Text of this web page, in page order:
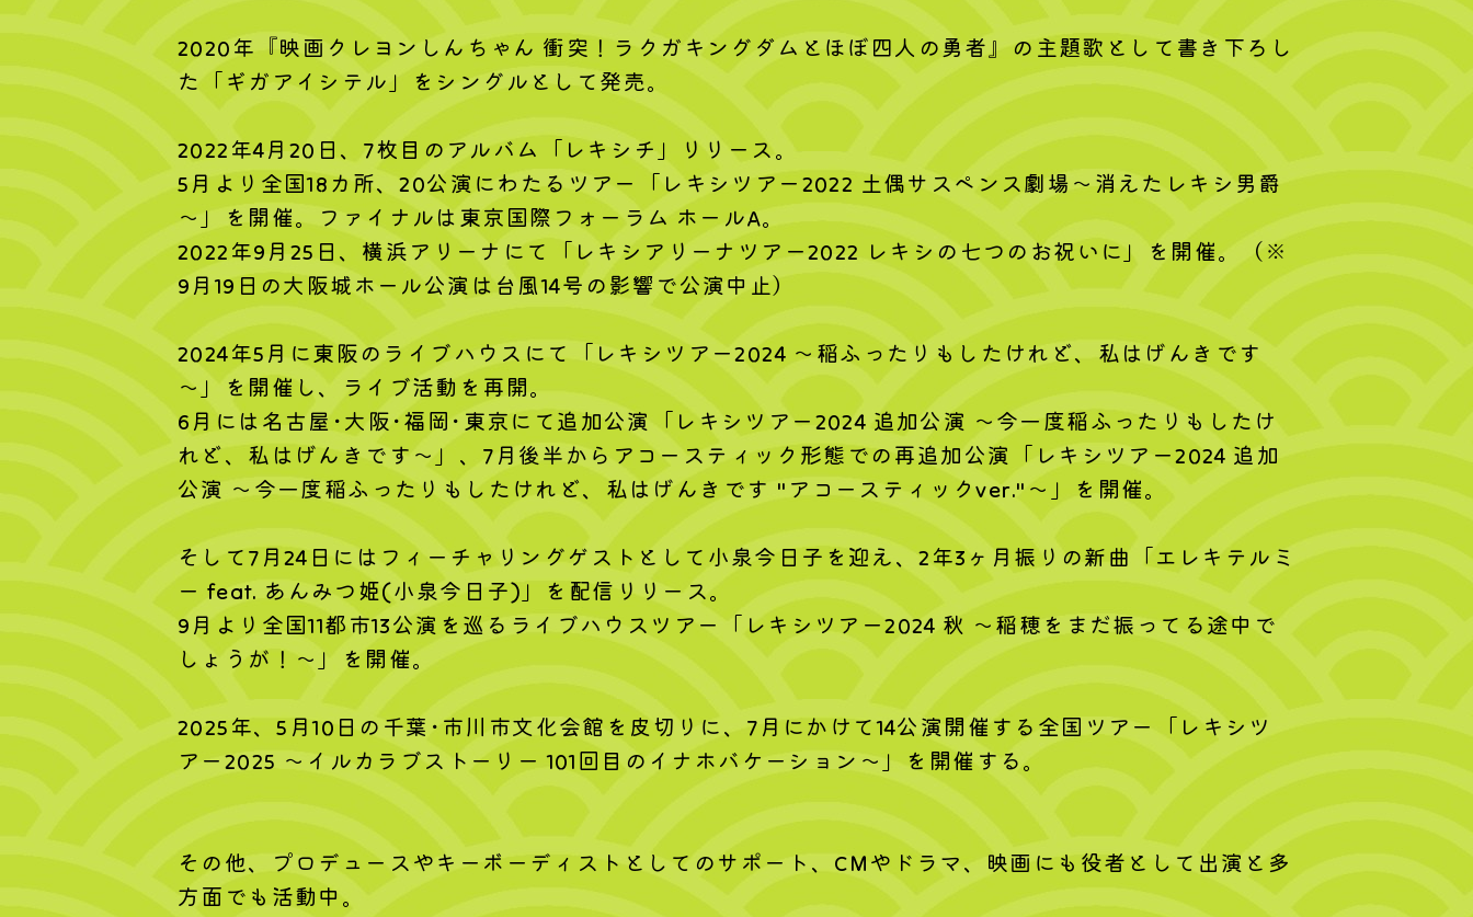
2020年『映画クレヨンしんちゃん 衝突！ラクガキングダムとほぼ四人の勇者』の主題歌として書き下ろし
た「ギガアイシテル」をシングルとして発売。
2022年4月20日、7枚目のアルバム「レキシチ」リリース。
5月より全国18カ所、20公演にわたるツアー「レキシツアー2022 土偶サスペンス劇場～消えたレキシ男爵
～」を開催。ファイナルは東京国際フォーラム ホールA。
2022年9月25日、横浜アリーナにて「レキシアリーナツアー2022 レキシの七つのお祝いに」を開催。（※
9月19日の大阪城ホール公演は台風14号の影響で公演中止）
2024年5月に東阪のライブハウスにて「レキシツアー2024 ～稲ふったりもしたけれど、私はげんきです
～」を開催し、ライブ活動を再開。
6月には名古屋･大阪･福岡･東京にて追加公演「レキシツアー2024 追加公演 ～今一度稲ふったりもしたけ
れど、私はげんきです～」、7月後半からアコースティック形態での再追加公演「レキシツアー2024 追加
公演 ～今一度稲ふったりもしたけれど、私はげんきです "アコースティックver."～」を開催。
そして7月24日にはフィーチャリングゲストとして小泉今日子を迎え、2年3ヶ月振りの新曲「エレキテルミ
ー feat. あんみつ姫(小泉今日子)」を配信リリース。
9月より全国11都市13公演を巡るライブハウスツアー「レキシツアー2024 秋 ～稲穂をまだ振ってる途中で
しょうが！～」を開催。
2025年、5月10日の千葉･市川市文化会館を皮切りに、7月にかけて14公演開催する全国ツアー「レキシツ
アー2025 〜イルカラブストーリー 101回目のイナホバケーション〜」を開催する。
その他、プロデュースやキーボーディストとしてのサポート、CMやドラマ、映画にも役者として出演と多
方面でも活動中。